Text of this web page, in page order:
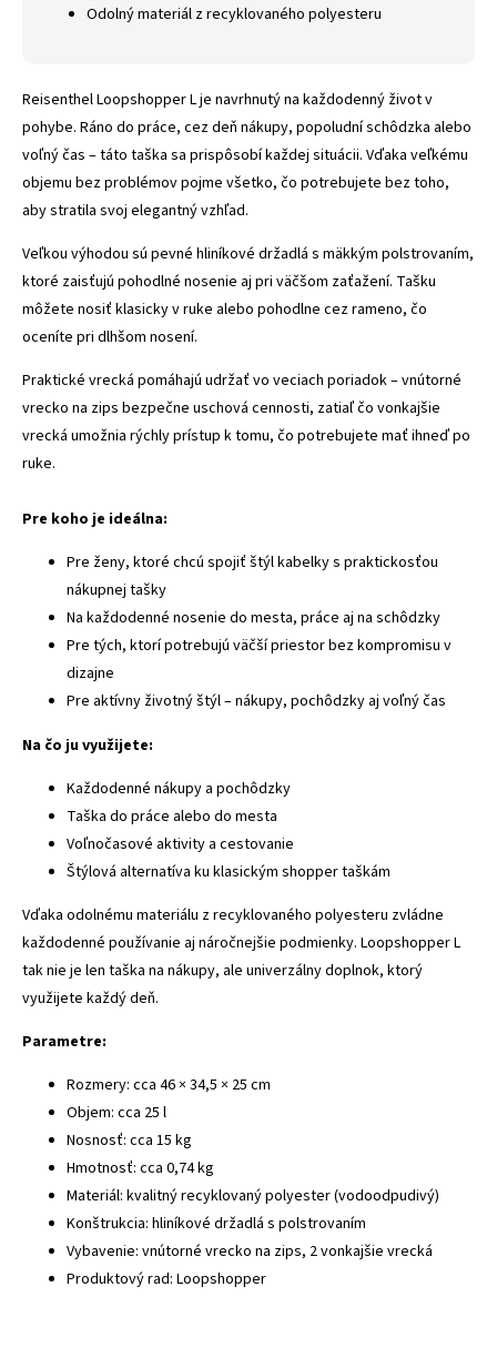
Odolný materiál z recyklovaného polyesteru
Reisenthel Loopshopper L je navrhnutý na každodenný život v
pohybe. Ráno do práce, cez deň nákupy, popoludní schôdzka alebo
voľný čas – táto taška sa prispôsobí každej situácii. Vďaka veľkému
objemu bez problémov pojme všetko, čo potrebujete bez toho,
aby stratila svoj elegantný vzhľad.
Veľkou výhodou sú pevné hliníkové držadlá s mäkkým polstrovaním,
ktoré zaisťujú pohodlné nosenie aj pri väčšom zaťažení. Tašku
môžete nosiť klasicky v ruke alebo pohodlne cez rameno, čo
oceníte pri dlhšom nosení.
Praktické vrecká pomáhajú udržať vo veciach poriadok – vnútorné
vrecko na zips bezpečne uschová cennosti, zatiaľ čo vonkajšie
vrecká umožnia rýchly prístup k tomu, čo potrebujete mať ihneď po
ruke.
Pre koho je ideálna:
Pre ženy, ktoré chcú spojiť štýl kabelky s praktickosťou
nákupnej tašky
Na každodenné nosenie do mesta, práce aj na schôdzky
Pre tých, ktorí potrebujú väčší priestor bez kompromisu v
dizajne
Pre aktívny životný štýl – nákupy, pochôdzky aj voľný čas
Na čo ju využijete:
Každodenné nákupy a pochôdzky
Taška do práce alebo do mesta
Voľnočasové aktivity a cestovanie
Štýlová alternatíva ku klasickým shopper taškám
Vďaka odolnému materiálu z recyklovaného polyesteru zvládne
každodenné používanie aj náročnejšie podmienky. Loopshopper L
tak nie je len taška na nákupy, ale univerzálny doplnok, ktorý
využijete každý deň.
Parametre:
Rozmery: cca 46 × 34,5 × 25 cm
Objem: cca 25 l
Nosnosť: cca 15 kg
Hmotnosť: cca 0,74 kg
Materiál: kvalitný recyklovaný polyester (vodoodpudivý)
Konštrukcia: hliníkové držadlá s polstrovaním
Vybavenie: vnútorné vrecko na zips, 2 vonkajšie vrecká
Produktový rad: Loopshopper